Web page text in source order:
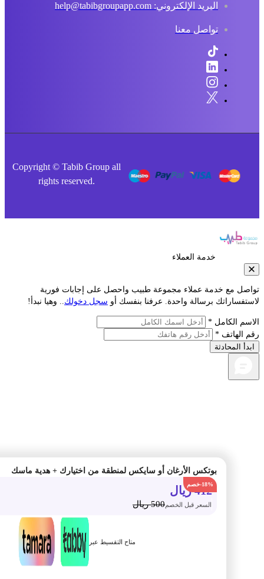
بوتكس الأرغان أو سايكس لمنطقة من اختيارك + هدية ماسك
-18%
412 ريال
السعر قبل الخصم500 ريال
متاح التقسيط عبر
البريد الإلكتروني: help@tabibgroupapp.com
تواصل معنا
Copyright © Tabib Group all
rights reserved.
خدمة العملاء
مع خدمة عملاء مجموعة طبيب واحصل على إجابات فورية
برسالة واحدة. عرفنا بنفسك أوسجل دخولك.. وهيا نبدأ!
الكامل *
الهاتف *
المحادثة